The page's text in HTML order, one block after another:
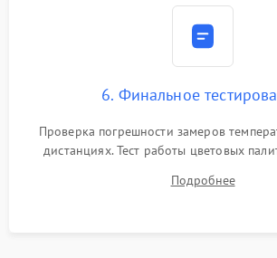
6. Финальное
Проверка погрешности замеров
дистанциях. Тест работы цветовых
термограмм в память и передачи данных
автономности работы и итоговый
Подробнее